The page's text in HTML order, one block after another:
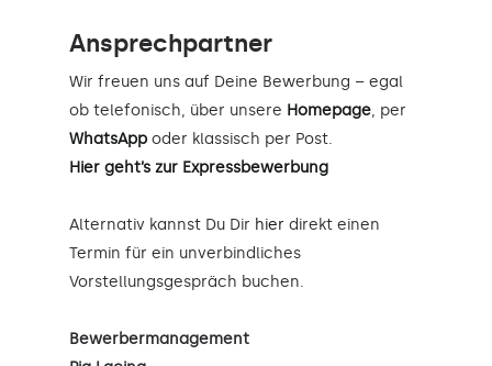
Ansprechpartner
Wir freuen uns auf Deine Bewerbung – egal
ob telefonisch, über unsere Homepage, per
WhatsApp oder klassisch per Post.
Hier geht’s zur Expressbewerbung
Alternativ kannst Du Dir hier direkt einen
Termin für ein unverbindliches
Vorstellungsgespräch buchen.
Bewerbermanagement